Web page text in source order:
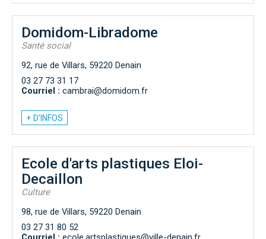
Domidom-Libradome
Santé social
92, rue de Villars, 59220 Denain
03 27 73 31 17
Courriel : cambrai@domidom.fr
+ D’INFOS
Ecole d'arts plastiques Eloi-
Decaillon
Culture
98, rue de Villars, 59220 Denain
03 27 31 80 52